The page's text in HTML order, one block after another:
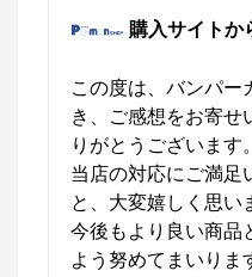
購入サイトか
この度は、バンパー
き、ご感想をお寄せ
りがとうございます。
当店の対応にご満足
と、大変嬉しく思い
今後もより良い商品
よう努めてまいりま